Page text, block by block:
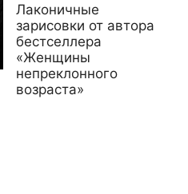
Лаконичные
зарисовки от автора
бестселлера
«Женщины
непреклонного
возраста»